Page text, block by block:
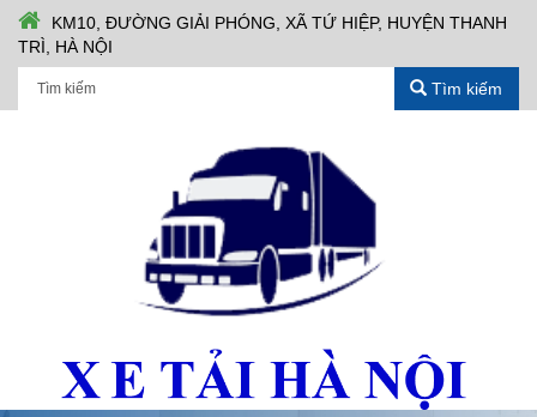
KM10, ĐƯỜNG GIẢI PHÓNG, XÃ TỨ HIỆP, HUYỆN THANH
TRÌ, HÀ NỘI
Tìm kiếm